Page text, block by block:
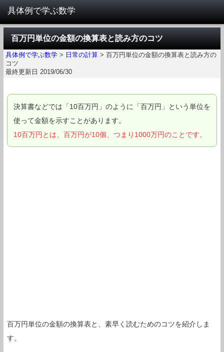
百万円単位の金額の換算表と読み方のコツ
具体例で学ぶ数学 > 日常の計算 > 百万円単位の金額の換算表と読み方の
コツ
最終更新日 2019/06/30
決算書などでは「10百万円」のように「百万円」という単位を
使って金額を示すことがあります。
10百万円とは、百万円が10個、つまり1000万円のことです。
百万円単位の金額の換算表と、素早く読むためのコツを紹介しま
す。